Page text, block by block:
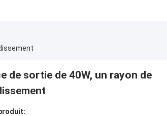
de sortie de 40W, un rayon de